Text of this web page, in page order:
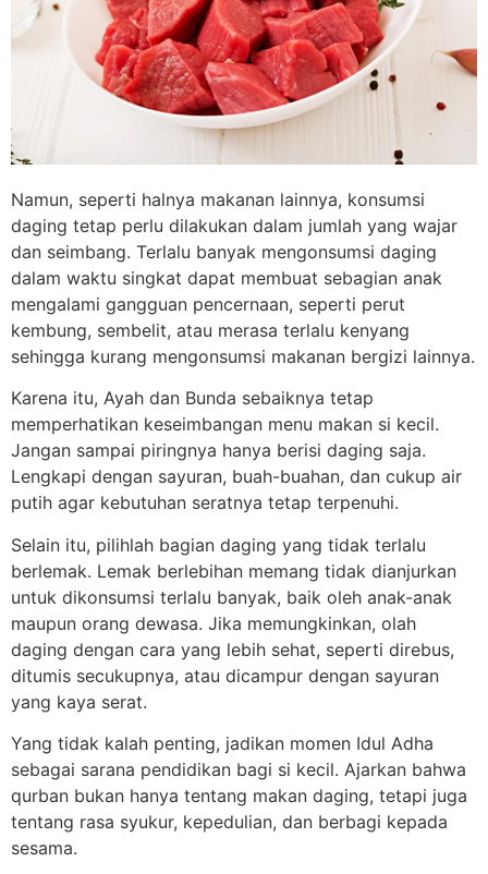
Namun, seperti halnya makanan lainnya, konsumsi
daging tetap perlu dilakukan dalam jumlah yang wajar
dan seimbang. Terlalu banyak mengonsumsi daging
dalam waktu singkat dapat membuat sebagian anak
mengalami gangguan pencernaan, seperti perut
kembung, sembelit, atau merasa terlalu kenyang
sehingga kurang mengonsumsi makanan bergizi lainnya.
Karena itu, Ayah dan Bunda sebaiknya tetap
memperhatikan keseimbangan menu makan si kecil.
Jangan sampai piringnya hanya berisi daging saja.
Lengkapi dengan sayuran, buah-buahan, dan cukup air
putih agar kebutuhan seratnya tetap terpenuhi.
Selain itu, pilihlah bagian daging yang tidak terlalu
berlemak. Lemak berlebihan memang tidak dianjurkan
untuk dikonsumsi terlalu banyak, baik oleh anak-anak
maupun orang dewasa. Jika memungkinkan, olah
daging dengan cara yang lebih sehat, seperti direbus,
ditumis secukupnya, atau dicampur dengan sayuran
yang kaya serat.
Yang tidak kalah penting, jadikan momen Idul Adha
sebagai sarana pendidikan bagi si kecil. Ajarkan bahwa
qurban bukan hanya tentang makan daging, tetapi juga
tentang rasa syukur, kepedulian, dan berbagi kepada
sesama.